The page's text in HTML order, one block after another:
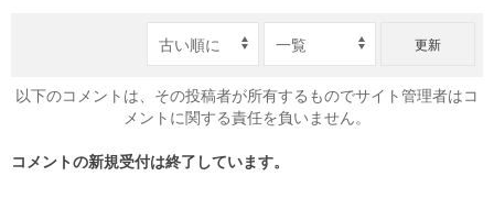
更新
以下のコメントは、その投稿者が所有するものでサイト管理者はコ
メントに関する責任を負いません。
コメントの新規受付は終了しています。